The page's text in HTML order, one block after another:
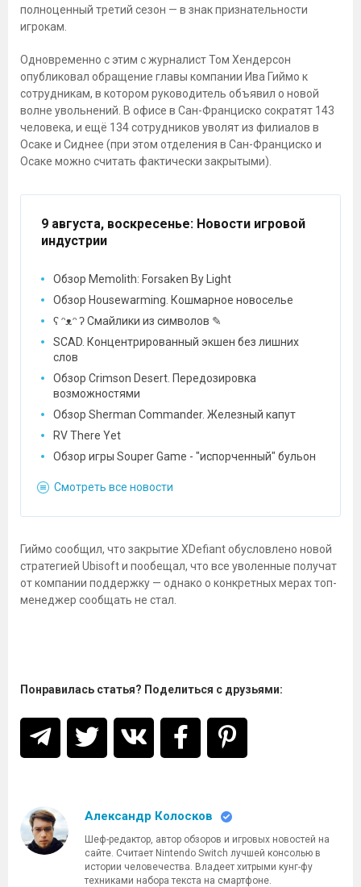
полноценный третий сезон — в знак признательности
игрокам.
Одновременно с этим с журналист Том Хендерсон
опубликовал обращение главы компании Ива Гиймо к
сотрудникам, в котором руководитель объявил о новой
волне увольнений. В офисе в Сан-Франциско сократят 143
человека, и ещё 134 сотрудников уволят из филиалов в
Осаке и Сиднее (при этом отделения в Сан-Франциско и
Осаке можно считать фактически закрытыми).
9 августа, воскресенье: Новости игровой
индустрии
Обзор Memolith: Forsaken By Light
Обзор Housewarming. Кошмарное новоселье
ʕ ᵔᴥᵔ ʔ Смайлики из символов ✎
SCAD. Концентрированный экшен без лишних
слов
Обзор Crimson Desert. Передозировка
возможностями
Обзор Sherman Commander. Железный капут
RV There Yet
Обзор игры Souper Game - "испорченный" бульон
Смотреть все новости
Гиймо сообщил, что закрытие XDefiant обусловлено новой
стратегией Ubisoft и пообещал, что все уволенные получат
от компании поддержку — однако о конкретных мерах топ-
менеджер сообщать не стал.
Понравилась статья? Поделиться с друзьями:
Александр Колосков
Шеф-редактор, автор обзоров и игровых новостей на
сайте. Считает Nintendo Switch лучшей консолью в
истории человечества. Владеет хитрыми кунг-фу
техниками набора текста на смартфоне.